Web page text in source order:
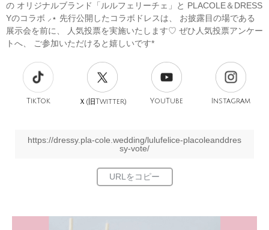
の オリジナルブランド「ルルフェリーチェ」と PLACOLE＆DRESS
Yのコラボ ⸝⋆ 先行公開したコラボドレスは、 お披露目の場である
展示会を前に、 人気投票を実施いたします♡ ぜひ人気投票アンケー
トへ、 ご参加いただけると嬉しいです*
TikTok Ｘ(旧Twitter) YouTube Instagram
https://dressy.pla-cole.wedding/lulufelice-placoleanddres
sy-vote/